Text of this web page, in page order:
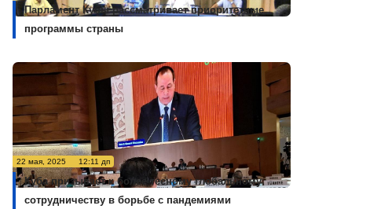
Парламент Кубы рассматривает приоритетные
программы страны
22 мая, 2025 12:11 дп
Куба призывает к более тесному глобальному
сотрудничеству в борьбе с пандемиями